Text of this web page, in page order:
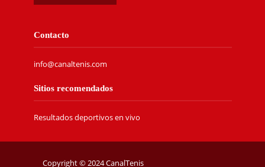
Contacto
info@canaltenis.com
Sitios recomendados
Resultados deportivos en vivo
Copyright © 2024 CanalTenis